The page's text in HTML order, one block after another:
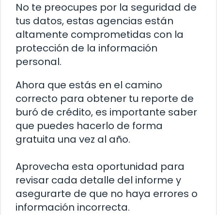
No te preocupes por la seguridad de
tus datos, estas agencias están
altamente comprometidas con la
protección de la información
personal.
Ahora que estás en el camino
correcto para obtener tu reporte de
buró de crédito, es importante saber
que puedes hacerlo de forma
gratuita una vez al año.
Aprovecha esta oportunidad para
revisar cada detalle del informe y
asegurarte de que no haya errores o
información incorrecta.